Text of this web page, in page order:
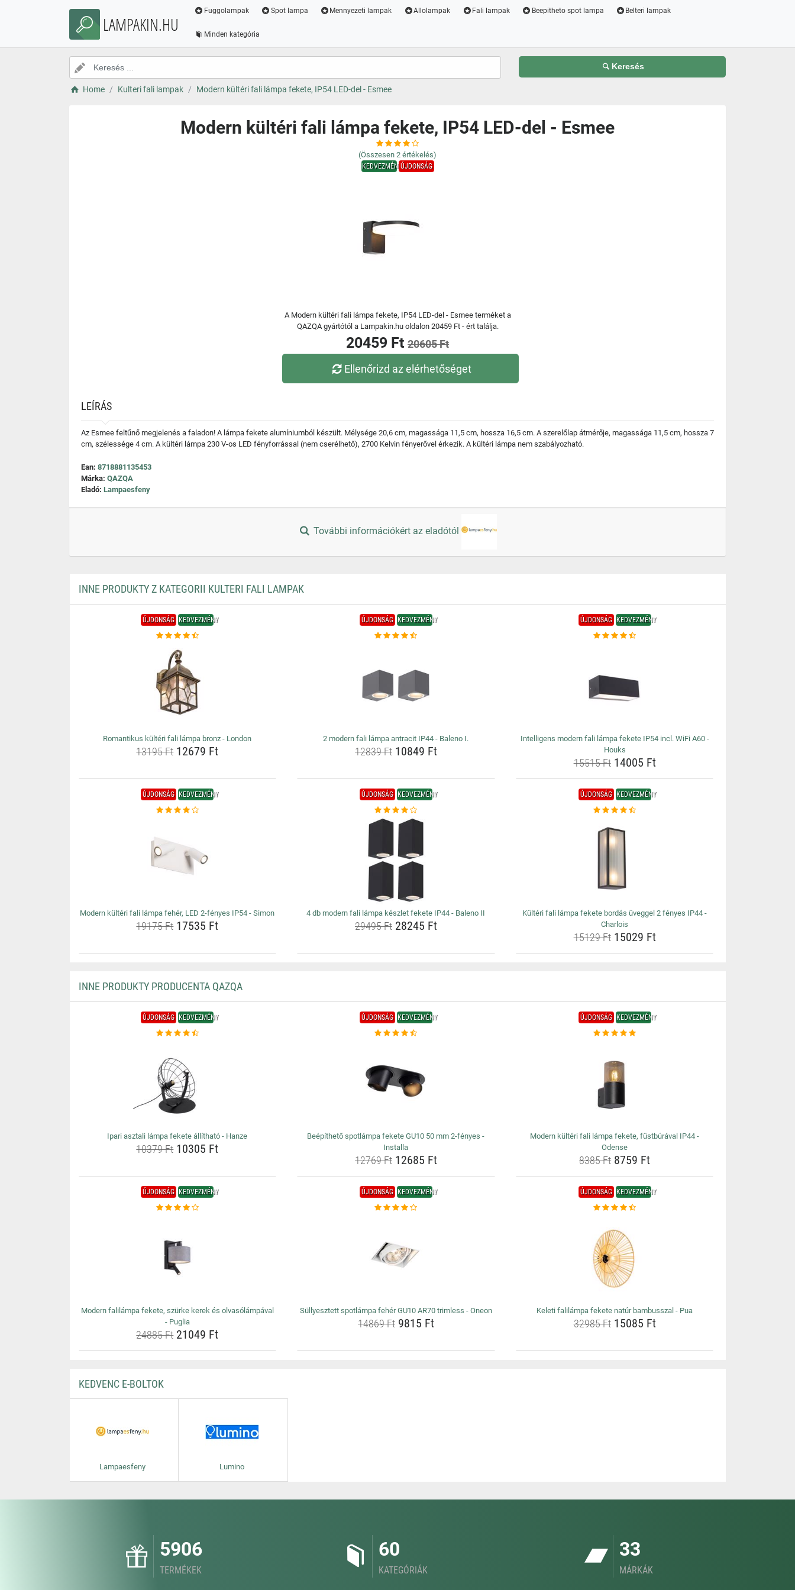
LAMPAKIN.HU
Fuggolampak Spot lampa Mennyezeti lampak Allolampak Fali lampak Beepitheto spot lampa Belteri lampak
Minden kategória
Keresés
Home Kulteri fali lampak Modern kültéri fali lámpa fekete, IP54 LED-del - Esmee
Modern kültéri fali lámpa fekete, IP54 LED-del - Esmee
(Összesen 2 értékelés)
KEDVEZMÉNYÚJDONSÁG
A Modern kültéri fali lámpa fekete, IP54 LED-del - Esmee terméket a
QAZQA gyártótól a Lampakin.hu oldalon 20459 Ft - ért találja.
20459 Ft 20605 Ft
Ellenőrizd az elérhetőséget
LEÍRÁS
Az Esmee feltűnő megjelenés a faladon! A lámpa fekete alumíniumból készült. Mélysége 20,6 cm, magassága 11,5 cm, hossza 16,5 cm. A szerelőlap átmérője, magassága 11,5 cm, hossza 7
cm, szélessége 4 cm. A kültéri lámpa 230 V-os LED fényforrással (nem cserélhető), 2700 Kelvin fényerővel érkezik. A kültéri lámpa nem szabályozható.
Ean: 8718881135453
Márka: QAZQA
Eladó: Lampaesfeny
További információkért az eladótól
INNE PRODUKTY Z KATEGORII KULTERI FALI LAMPAK
ÚJDONSÁG KEDVEZMÉNY
Romantikus kültéri fali lámpa bronz - London
13195 Ft12679 Ft
ÚJDONSÁG KEDVEZMÉNY
2 modern fali lámpa antracit IP44 - Baleno I.
12839 Ft10849 Ft
ÚJDONSÁG KEDVEZMÉNY
Intelligens modern fali lámpa fekete IP54 incl. WiFi A60 -
Houks
15515 Ft14005 Ft
ÚJDONSÁG KEDVEZMÉNY
Modern kültéri fali lámpa fehér, LED 2-fényes IP54 - Simon
19175 Ft17535 Ft
ÚJDONSÁG KEDVEZMÉNY
4 db modern fali lámpa készlet fekete IP44 - Baleno II
29495 Ft28245 Ft
ÚJDONSÁG KEDVEZMÉNY
Kültéri fali lámpa fekete bordás üveggel 2 fényes IP44 -
Charlois
15129 Ft15029 Ft
INNE PRODUKTY PRODUCENTA QAZQA
ÚJDONSÁG KEDVEZMÉNY
Ipari asztali lámpa fekete állítható - Hanze
10379 Ft10305 Ft
ÚJDONSÁG KEDVEZMÉNY
Beépíthető spotlámpa fekete GU10 50 mm 2-fényes -
Installa
12769 Ft12685 Ft
ÚJDONSÁG KEDVEZMÉNY
Modern kültéri fali lámpa fekete, füstbúrával IP44 -
Odense
8385 Ft 8759 Ft
ÚJDONSÁG KEDVEZMÉNY
Modern falilámpa fekete, szürke kerek és olvasólámpával
- Puglia
24885 Ft21049 Ft
ÚJDONSÁG KEDVEZMÉNY
Süllyesztett spotlámpa fehér GU10 AR70 trimless - Oneon
14869 Ft9815 Ft
ÚJDONSÁG KEDVEZMÉNY
Keleti falilámpa fekete natúr bambusszal - Pua
32985 Ft15085 Ft
KEDVENC E-BOLTOK
Lampaesfeny Lumino
5906
TERMÉKEK
60
KATEGÓRIÁK
33
MÁRKÁK